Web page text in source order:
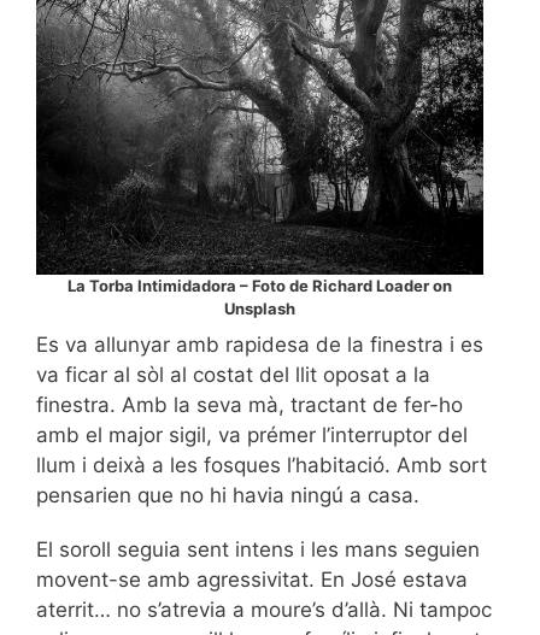
La Torba Intimidadora – Foto de Richard Loader on
Unsplash
Es va allunyar amb rapidesa de la finestra i es
va ficar al sòl al costat del llit oposat a la
finestra. Amb la seva mà, tractant de fer-ho
amb el major sigil, va prémer l’interruptor del
llum i deixà a les fosques l’habitació. Amb sort
pensarien que no hi havia ningú a casa.
El soroll seguia sent intens i les mans seguien
movent-se amb agressivitat. En José estava
aterrit… no s’atrevia a moure’s d’allà. Ni tampoc